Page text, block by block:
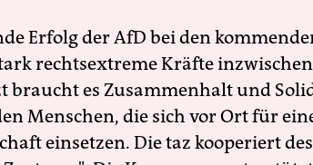
Erfolg der AfD bei den
rechtsextreme Kräfte
braucht es Zusammenhalt und
Menschen, die sich vor Ort für
einsetzen. Die taz kooperiert